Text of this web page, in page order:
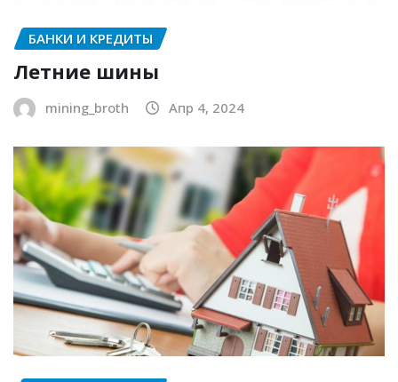
БАНКИ И КРЕДИТЫ
Летние шины
mining_broth Апр 4, 2024